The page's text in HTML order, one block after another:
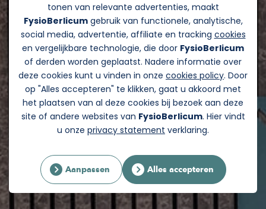
tonen van relevante advertenties, maakt
FysioBerlicumgebruik van functionele, analytische,
social media, advertentie, affiliate en tracking cookies
en vergelijkbare technologie, die door FysioBerlicum
of derden worden geplaatst. Nadere informatie over
deze cookies kunt u vinden in onze cookies policy. Door
op "Alles accepteren" te klikken, gaat u akkoord met
het plaatsen van al deze cookies bij bezoek aan deze
site of andere websites van FysioBerlicum. Hier vindt
u onze privacy statement verklaring.
Aanpassen Alles accepteren